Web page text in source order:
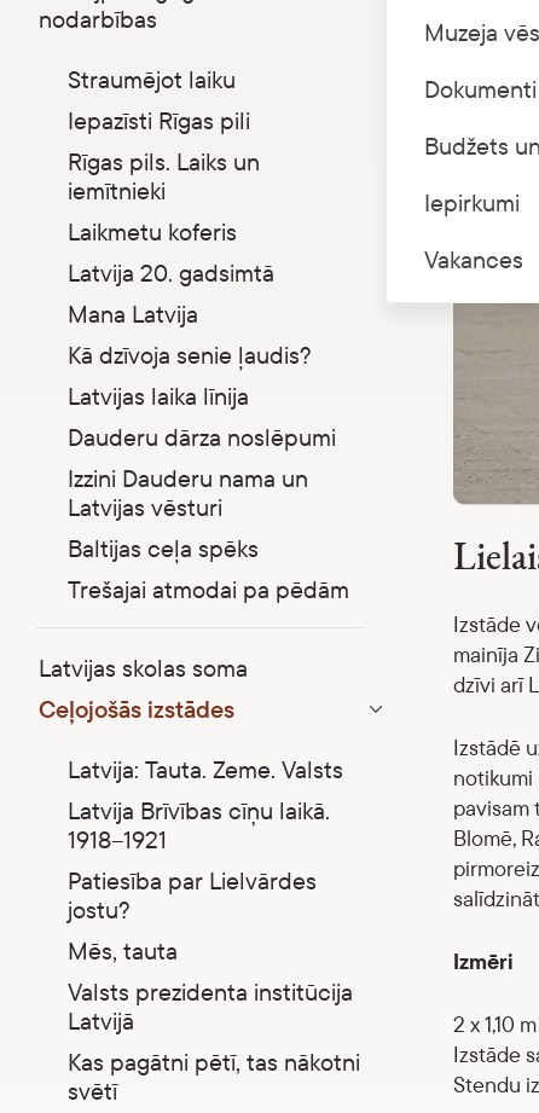
Muzeja
Budžets
Iepirkumi
Vakances
nodarbības
Straumējot laiku
Iepazīsti Rīgas pili
Rīgas pils. Laiks un
iemītnieki
Laikmetu koferis
Latvija 20. gadsimtā
Mana Latvija
Kā dzīvoja senie ļaudis?
Latvijas laika līnija
Dauderu dārza noslēpumi
Izzini Dauderu nama un
Latvijas vēsturi
Baltijas ceļa spēks
Trešajai atmodai pa pēdām
Latvijas skolas soma
Ceļojošās izstādes
Parādīt apakšizvēlni
Latvija: Tauta. Zeme. Valsts
Latvija Brīvības cīņu laikā.
1918–1921
Patiesība par Lielvārdes
jostu?
Mēs, tauta
Valsts prezidenta institūcija
Latvijā
Kas pagātni pētī, tas nākotni
svētī
Izstāde
mainīja
dzīvi arī
Izstādē
notikumi
pavisam
Blomē,
Izmēri
2 x 1,10
Izstāde
Stendu